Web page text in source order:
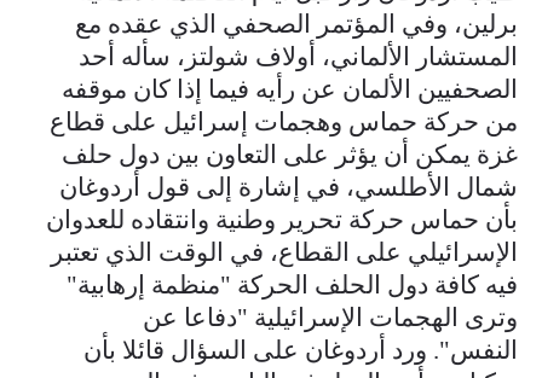
برلين، وفي المؤتمر الصحفي الذي عقده مع
المستشار الألماني، أولاف شولتز، سأله أحد
الصحفيين الألمان عن رأيه فيما إذا كان موقفه
من حركة حماس وهجمات إسرائيل على قطاع
غزة يمكن أن يؤثر على التعاون بين دول حلف
شمال الأطلسي، في إشارة إلى قول أردوغان
بأن حماس حركة تحرير وطنية وانتقاده للعدوان
الإسرائيلي على القطاع، في الوقت الذي تعتبر
فيه كافة دول الحلف الحركة "منظمة إرهابية"
وترى الهجمات الإسرائيلية "دفاعا عن
النفس". ورد أردوغان على السؤال قائلا بأن